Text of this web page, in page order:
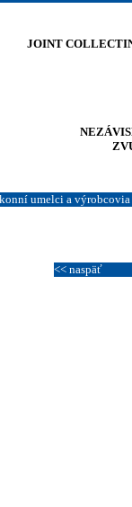
JOINT
umelci a výrobcovia
<< naspäť